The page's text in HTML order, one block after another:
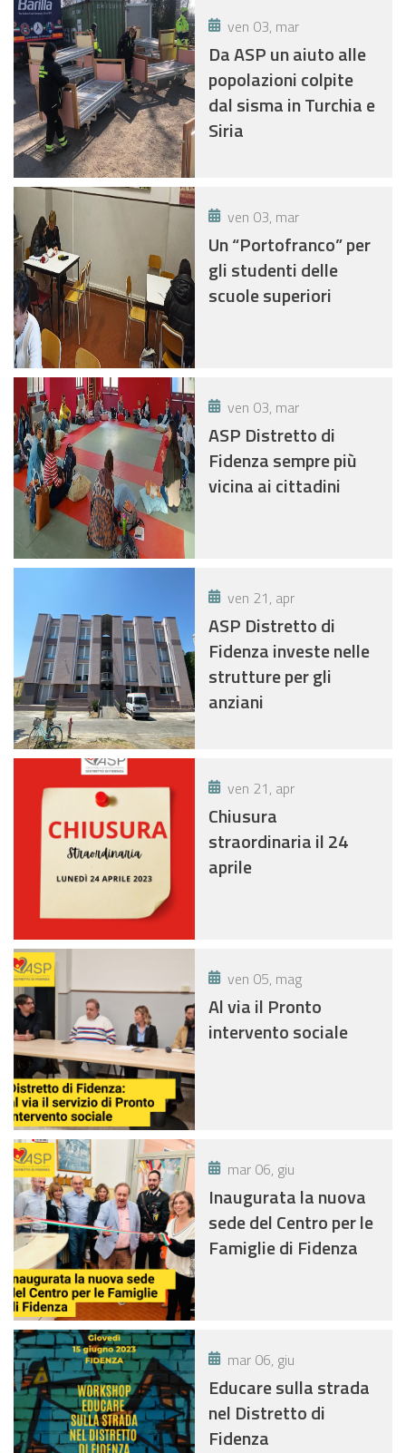
FAMIGLIE RESIDENTI
NEL COMUNE DI
FONTANELLATO, IN
DIFFICOLTÀ
ECONOMICA NEL
PAGAMENTO DELLE
ven 03, mar
Da ASP un aiuto alle
popolazioni colpite
dal sisma in Turchia e
Siria
ven 03, mar
Un “Portofranco” per
gli studenti delle
scuole superiori
ven 03, mar
ASP Distretto di
Fidenza sempre più
vicina ai cittadini
ven 21, apr
ASP Distretto di
Fidenza investe nelle
strutture per gli
anziani
ven 21, apr
Chiusura
straordinaria il 24
aprile
ven 05, mag
Al via il Pronto
intervento sociale
mar 06, giu
Inaugurata la nuova
sede del Centro per le
Famiglie di Fidenza
mar 06, giu
Educare sulla strada
nel Distretto di
Fidenza